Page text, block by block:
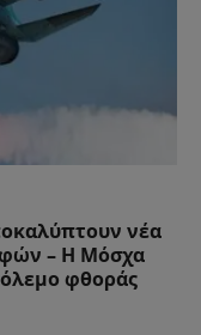
νέα
– Η Μόσχα
φθοράς